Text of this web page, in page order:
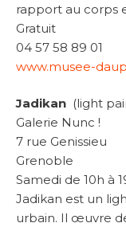
rapport au corps
Gratuit
04 57 58 89 01
www.musee-
Jadikan (light
Galerie Nunc !
7 rue Genissieu
Grenoble
Samedi de 10h à
Jadikan est un
urbain. Il œuvre